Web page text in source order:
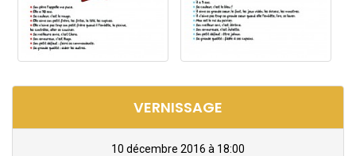
VERNISSAGE
10 décembre 2016 à 18:00